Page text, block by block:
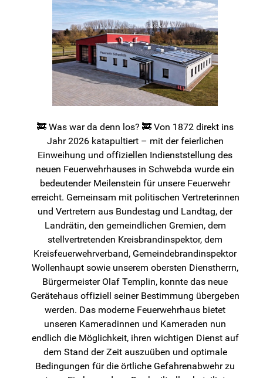
🚒 Was war da denn los? 🚒 Von 1872 direkt ins
Jahr 2026 katapultiert – mit der feierlichen
Einweihung und offiziellen Indienststellung des
neuen Feuerwehrhauses in Schwebda wurde ein
bedeutender Meilenstein für unsere Feuerwehr
erreicht. Gemeinsam mit politischen Vertreterinnen
und Vertretern aus Bundestag und Landtag, der
Landrätin, den gemeindlichen Gremien, dem
stellvertretenden Kreisbrandinspektor, dem
Kreisfeuerwehrverband, Gemeindebrandinspektor
Wollenhaupt sowie unserem obersten Dienstherrn,
Bürgermeister Olaf Templin, konnte das neue
Gerätehaus offiziell seiner Bestimmung übergeben
werden. Das moderne Feuerwehrhaus bietet
unseren Kameradinnen und Kameraden nun
endlich die Möglichkeit, ihren wichtigen Dienst auf
dem Stand der Zeit auszuüben und optimale
Bedingungen für die örtliche Gefahrenabwehr zu